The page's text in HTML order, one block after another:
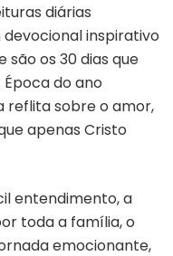
diárias
devocional inspirativo
os 30 dias que
do ano
reflita sobre o amor,
apenas Cristo
entendimento, a
toda a família, o
emocionante,